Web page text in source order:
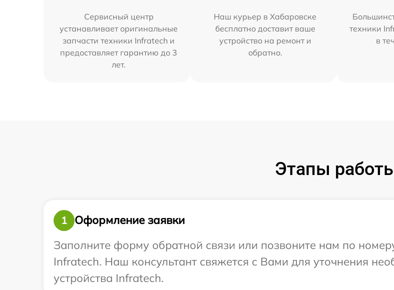
Сервисный центр
устанавливает оригинальные
запчасти техники Infratech и
предоставляет гарантию до 3
лет.
Наш курьер в Хабаровске
бесплатно доставит ваше
устройство на ремонт и
обратно.
техники
в
Этапы
1
Оформление заявки
Заполните форму обратной связи или позвоните нам по
Infratech. Наш консультант свяжется с Вами для уточнения
устройства Infratech.